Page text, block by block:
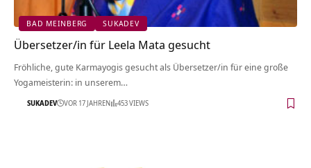
BAD MEINBERG SUKADEV
Übersetzer/in für Leela Mata gesucht
Fröhliche, gute Karmayogis gesucht als Übersetzer/in für eine große
Yogameisterin: in unserem…
SUKADEV VOR 17 JAHREN 453 VIEWS